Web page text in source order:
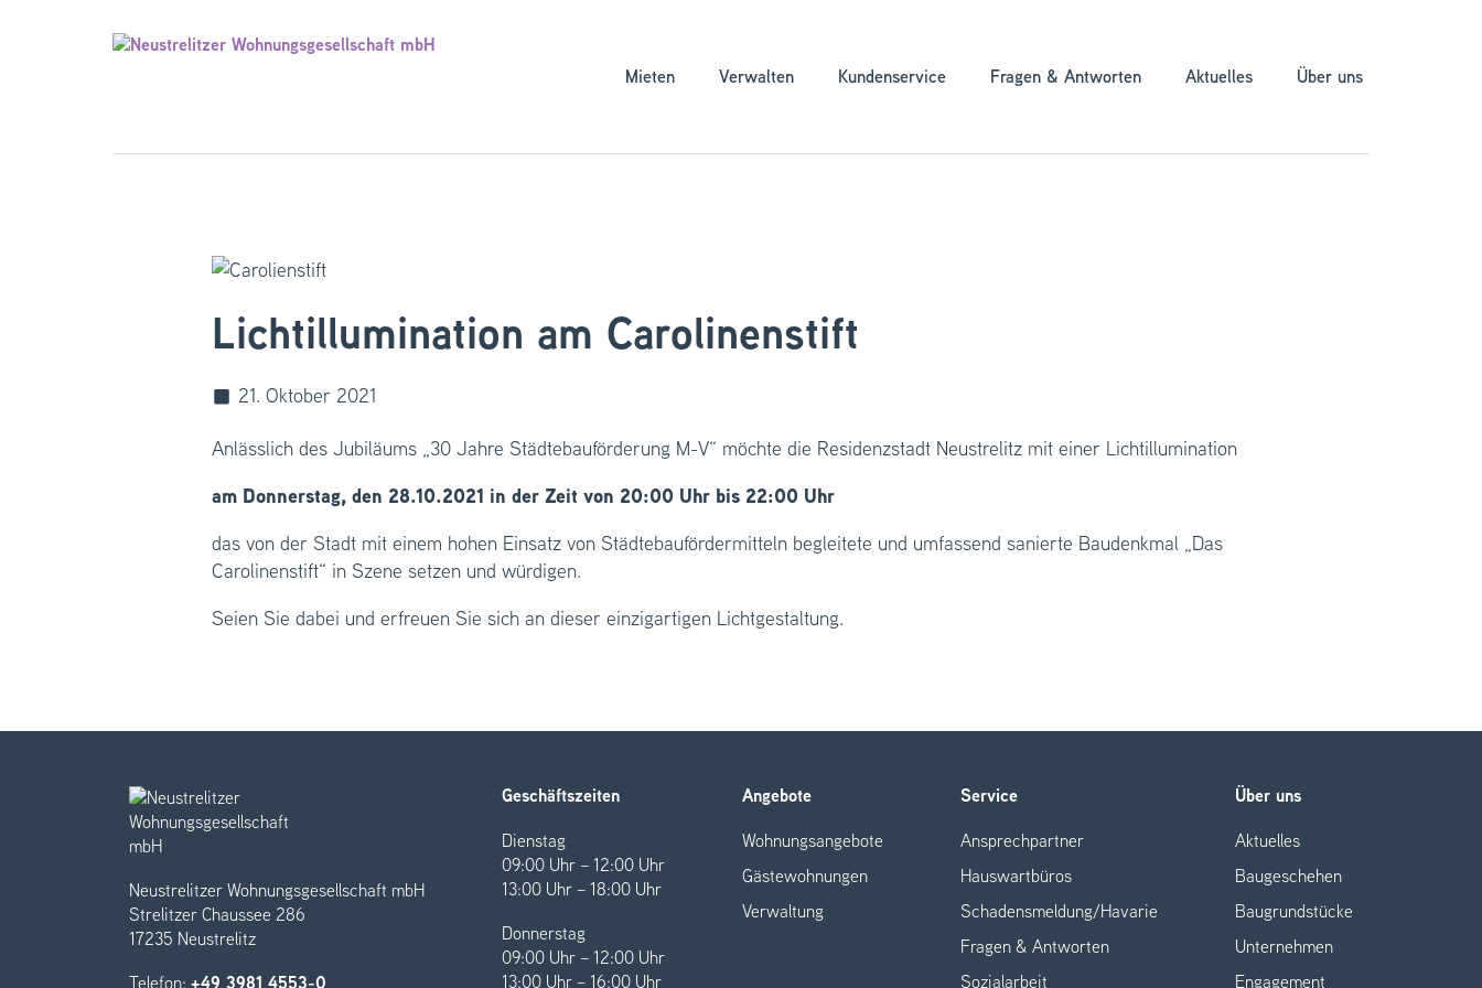
Mieten Verwalten Kundenservice Fragen & Antworten Aktuelles Über uns
Lichtillumination am Carolinenstift
21. Oktober 2021
Anlässlich des Jubiläums „30 Jahre Städtebauförderung M-V“ möchte die Residenzstadt Neustrelitz mit einer Lichtillumination
am Donnerstag, den 28.10.2021 in der Zeit von 20:00 Uhr bis 22:00 Uhr
das von der Stadt mit einem hohen Einsatz von Städtebaufördermitteln begleitete und umfassend sanierte Baudenkmal „Das
Carolinenstift“ in Szene setzen und würdigen.
Seien Sie dabei und erfreuen Sie sich an dieser einzigartigen Lichtgestaltung.
Neustrelitzer Wohnungsgesellschaft mbH
Strelitzer Chaussee 286
17235 Neustrelitz
Telefon: +49 3981 4553-0
Geschäftszeiten
Dienstag
09:00 Uhr – 12:00 Uhr
13:00 Uhr – 18:00 Uhr
Donnerstag
09:00 Uhr – 12:00 Uhr
13:00 Uhr – 16:00 Uhr
Angebote
Wohnungsangebote
Gästewohnungen
Verwaltung
Service
Ansprechpartner
Hauswartbüros
Schadensmeldung/Havarie
Fragen & Antworten
Sozialarbeit
Über uns
Aktuelles
Baugeschehen
Baugrundstücke
Unternehmen
Engagement